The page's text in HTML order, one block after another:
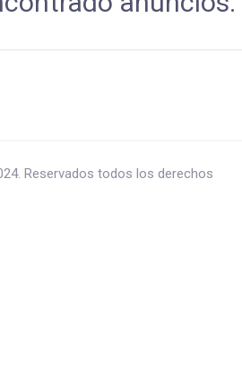
Reservados todos los derechos